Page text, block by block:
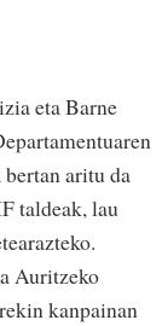
eta Barne
aritu da
taldeak, lau
Auritzeko
kanpainan